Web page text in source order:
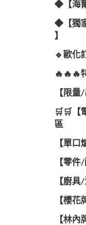
◆【海
◆【獨
】
🔹歐化
🔥🔥🔥
【限量
🛒🛒【
區
【單口
【零件
【廚具
【櫻花
【林內